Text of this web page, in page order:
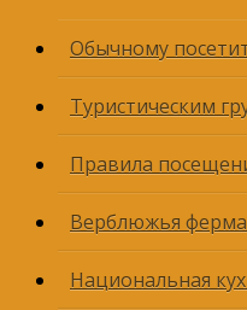
Обычному
Туристическим
Верблюжья ферма
Национальная